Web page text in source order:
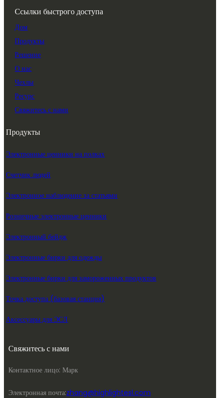
Ссылки быстрого доступа
Дом
Продукты
Решение
О нас
Чехлы
Ресурс
Свяжитесь с нами
Продукты
Электронные ценники на полках
Счетчик людей
Электронное наблюдение за статьями
Розничные электронные ценники
Электронный бейдж
Электронные бирки для одежды
Электронные бирки для замороженных продуктов
Точка доступа (базовая станция)
Аксессуары для ЭСЛ
Свяжитесь с нами
Контактное лицо: Марк
Электронная почта:zhang@highlightesl.com